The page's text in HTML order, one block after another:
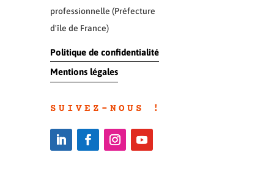
professionnelle (Préfecture
d'île de France)
Politique de confidentialité
Mentions légales
SUIVEZ-NOUS !